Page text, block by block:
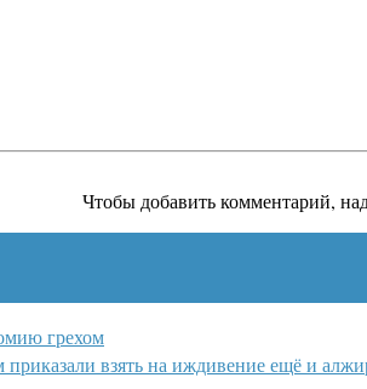
Чтобы добавить комментарий,
грехом
взять на иждивение ещё и